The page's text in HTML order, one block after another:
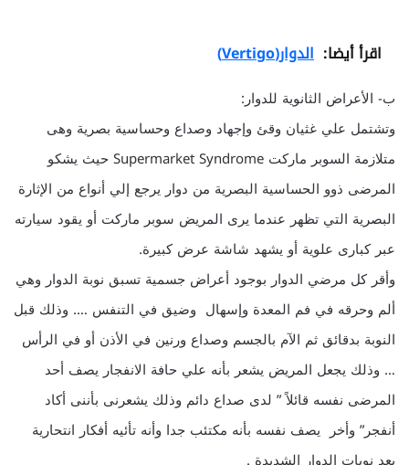
اقرأ أيضا: الدوار(Vertigo)
ب- الأعراض الثانوية للدوار:
وتشتمل علي غثيان وقئ وإجهاد وصداع وحساسية بصرية وهى
متلازمة السوبر ماركت Supermarket Syndrome حيث يشكو
المرضى ذوو الحساسية البصرية من دوار يرجع إلي أنواع من الإثارة
البصرية التي تظهر عندما يرى المريض سوبر ماركت أو يقود سيارته
عبر كبارى علوية أو يشهد شاشة عرض كبيرة.
وأقر كل مرضي الدوار بوجود أعراض جسمية تسبق نوبة الدوار وهي
ألم وحرقه في فم المعدة وإسهال وضيق في التنفس …. وذلك قبل
النوبة بدقائق ثم الآم بالجسم وصداع ورنين في الأذن أو في الرأس
… وذلك يجعل المريض يشعر بأنه علي حافة الانفجار يصف أحد
المرضى نفسه قائلاً ” لدى صداع دائم وذلك يشعرنى بأننى أكاد
أنفجر” وأخر يصف نفسه بأنه مكتئب جدا وأنه تأئيه أفكار انتحارية